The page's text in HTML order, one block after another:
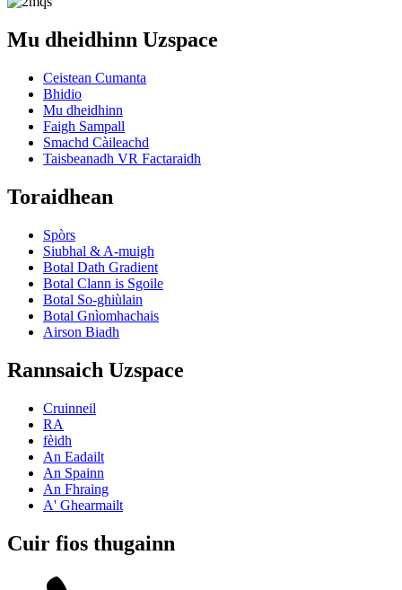
Mu dheidhinn Uzspace
Ceistean Cumanta
Bhidio
Mu dheidhinn
Faigh Sampall
Smachd Càileachd
Taisbeanadh VR Factaraidh
Toraidhean
Spòrs
Siubhal & A-muigh
Botal Dath Gradient
Botal Clann is Sgoile
Botal So-ghiùlain
Botal Gnìomhachais
Airson Biadh
Rannsaich Uzspace
Cruinneil
RA
fèidh
An Eadailt
An Spainn
An Fhraing
A' Ghearmailt
Cuir fios thugainn